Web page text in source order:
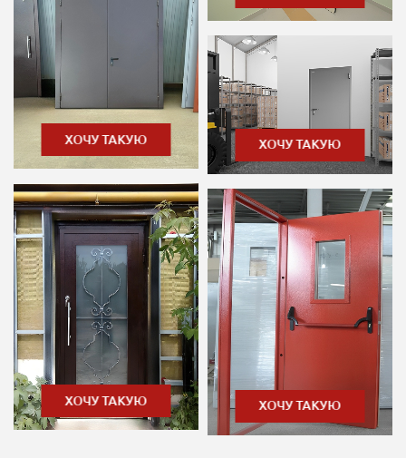
ХОЧУ ТАКУЮ
ХОЧУ ТАКУЮ
ХОЧУ ТАКУЮ
ХОЧУ ТАКУЮ